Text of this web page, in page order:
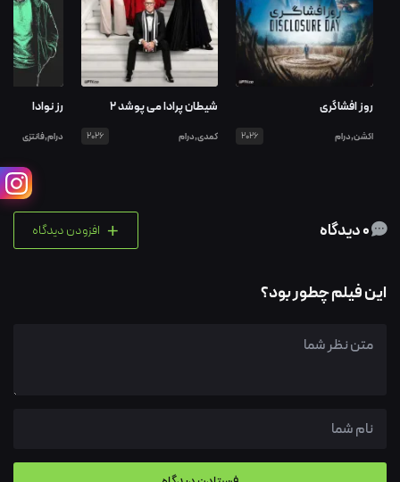
روز افشاگری
اکشن,درام 2026
شیطان پرادا می پوشد ۲
کمدی,درام 2026
رز نوادا
درام,فانتزی
+ افزودن دیدگاه
این فیلم چطور بود؟